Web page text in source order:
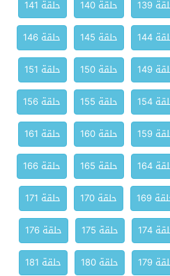
139 حلقة 140
حلقة 141
144 حلقة 145
حلقة 146
149 حلقة 150
حلقة 151
154 حلقة 155
حلقة 156
159 حلقة 160
حلقة 161
164 حلقة 165
حلقة 166
169 حلقة 170
حلقة 171
174 حلقة 175
حلقة 176
179 حلقة 180
حلقة 181